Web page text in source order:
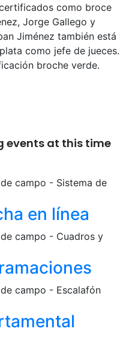
como broce
Jorge Gallego y
Jiménez también está
como jefe de jueces.
broche verde.
events at this time
en línea